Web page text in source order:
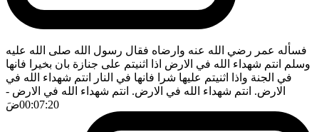
فسأله عمر رضي الله عنه وارضاه فقال رسول الله صلى الله عليه
وسلم انتم شهداء الله في الارض اذا اثنيتم على جنازة بان بخيرا فانها
في الجنة واذا اثنيتم عليها شرا فانها في النار انتم شهداء الله في
الارض. انتم شهداء الله في الارض. انتم شهداء الله في الارض -
00:07:20ضَ